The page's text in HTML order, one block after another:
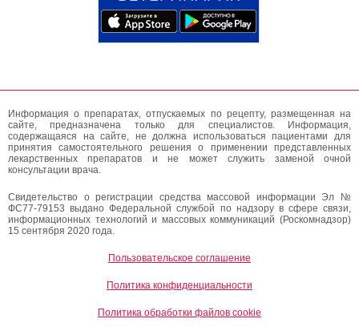
Информация о препаратах, отпускаемых по рецепту, размещенная на
сайте, предназначена только для специалистов. Информация,
содержащаяся на сайте, не должна использоваться пациентами для
принятия самостоятельного решения о применении представленных
лекарственных препаратов и не может служить заменой очной
консультации врача.
Свидетельство о регистрации средства массовой информации Эл №
ФС77-79153 выдано Федеральной службой по надзору в сфере связи,
информационных технологий и массовых коммуникаций (Роскомнадзор)
15 сентября 2020 года.
Пользовательское соглашение
Политика конфиденциальности
Политика обработки файлов cookie